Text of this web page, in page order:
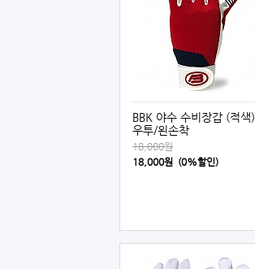
BBK 야수 수비장갑 (적색)
우투/왼손착
18,000원
18,000원 (0%할인)